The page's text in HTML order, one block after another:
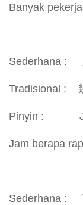
Banyak
Sederhana :
Tradisional :
Pinyin : Jǐ
Jam berapa
Sederhana :